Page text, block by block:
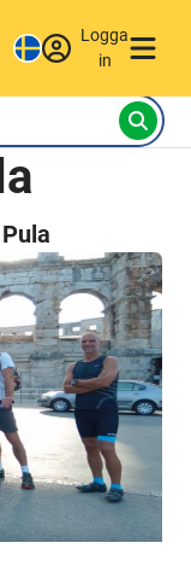
Logga
in